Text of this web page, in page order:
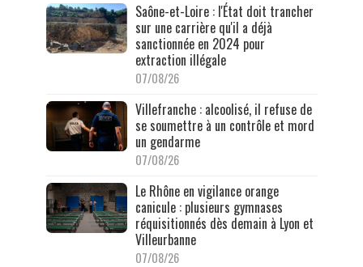
Saône-et-Loire : l'État doit trancher
sur une carrière qu'il a déjà
sanctionnée en 2024 pour
extraction illégale
07/08/26
Villefranche : alcoolisé, il refuse de
se soumettre à un contrôle et mord
un gendarme
07/08/26
Le Rhône en vigilance orange
canicule : plusieurs gymnases
réquisitionnés dès demain à Lyon et
Villeurbanne
07/08/26